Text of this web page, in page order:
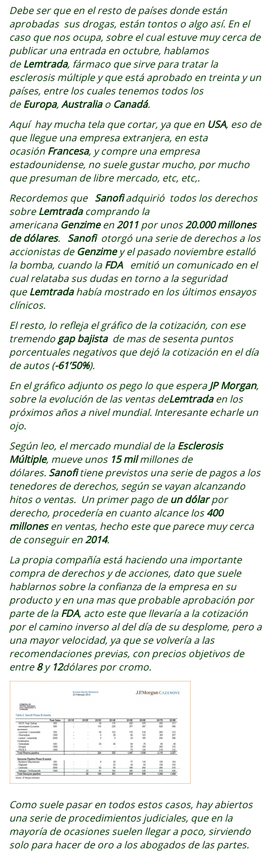
Debe ser que en el resto de países donde están
aprobadas sus drogas, están tontos o algo así. En el
caso que nos ocupa, sobre el cual estuve muy cerca de
publicar una entrada en octubre, hablamos
deLemtrada, fármaco que sirve para tratar la
esclerosis múltiple y que está aprobado en treinta y un
países, entre los cuales tenemos todos los
deEuropa,Australiao Canadá.
Aquí hay mucha tela que cortar, ya que en USA, eso de
que llegue una empresa extranjera, en esta
ocasión Francesa, y compre una empresa
estadounidense, no suele gustar mucho, por mucho
que presuman de libre mercado, etc, etc,.
Recordemos que Sanofiadquirió todos los derechos
sobreLemtradacomprando la
americanaGenzimeen2011 por unos20.000 millones
de dólares. Sanofi otorgó una serie de derechos a los
accionistas de Genzimey el pasado noviembre estalló
la bomba, cuando laFDAemitió un comunicado en el
cual relataba sus dudas en torno a la seguridad
queLemtradahabía mostrado en los últimos ensayos
clínicos.
El resto, lo refleja el gráfico de la cotización, con ese
tremendogap bajistade mas de sesenta puntos
porcentuales negativos que dejó la cotización en el día
de autos (-61’50%).
En el gráfico adjunto os pego lo que esperaJP Morgan,
sobre la evolución de las ventas deLemtradaen los
próximos años a nivel mundial. Interesante echarle un
ojo.
Según leo, el mercado mundial de laEsclerosis
Múltiple, mueve unos15 milmillones de
dólares. Sanofitiene previstos una serie de pagos a los
tenedores de derechos, según se vayan alcanzando
hitos o ventas. Un primer pago deun dólarpor
derecho, procedería en cuanto alcance los400
millonesen ventas, hecho este que parece muy cerca
de conseguir en2014.
La propia compañía está haciendo una importante
compra de derechos y de acciones, dato que suele
hablarnos sobre la confianza de la empresa en su
producto y en una mas que probable aprobación por
parte de laFDA, acto este que llevaría a la cotización
por el camino inverso al del día de su desplome, pero a
una mayor velocidad, ya que se volvería a las
recomendaciones previas, con precios objetivos de
entre8y12dólares por cromo.
Como suele pasar en todos estos casos, hay abiertos
una serie de procedimientos judiciales, que en la
mayoría de ocasiones suelen llegar a poco, sirviendo
solo para hacer de oro a los abogados de las partes.